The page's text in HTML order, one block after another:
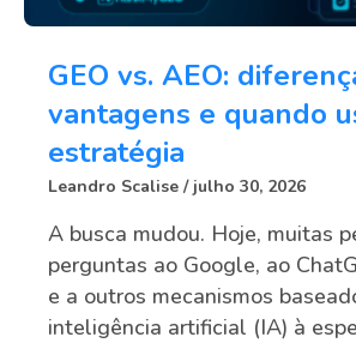
GEO vs. AEO:
vantagens e quando
estratégia
Leandro Scalise julho 30, 2026
A busca mudou. Hoje, muitas
perguntas ao Google, ao
e a outros mecanismos
inteligência artificial (IA) à